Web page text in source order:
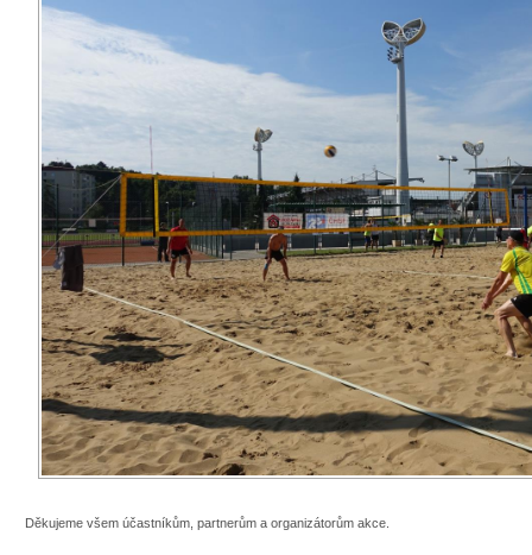
Děkujeme všem účastníkům, partnerům a organizátorům akce.